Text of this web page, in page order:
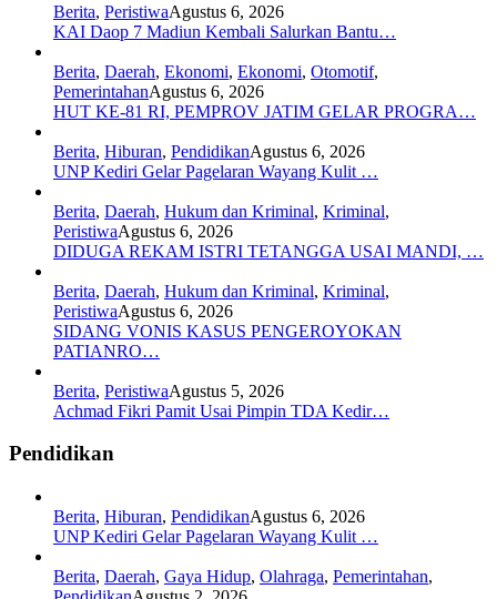
Berita, PeristiwaAgustus 6, 2026
KAI Daop 7 Madiun Kembali Salurkan Bantu…
Berita, Daerah, Ekonomi, Ekonomi, Otomotif,
PemerintahanAgustus 6, 2026
HUT KE-81 RI, PEMPROV JATIM GELAR PROGRA…
Berita, Hiburan, PendidikanAgustus 6, 2026
UNP Kediri Gelar Pagelaran Wayang Kulit …
Berita, Daerah, Hukum dan Kriminal, Kriminal,
PeristiwaAgustus 6, 2026
DIDUGA REKAM ISTRI TETANGGA USAI MANDI, …
Berita, Daerah, Hukum dan Kriminal, Kriminal,
PeristiwaAgustus 6, 2026
SIDANG VONIS KASUS PENGEROYOKAN
PATIANRO…
Berita, PeristiwaAgustus 5, 2026
Achmad Fikri Pamit Usai Pimpin TDA Kedir…
Pendidikan
Berita, Hiburan, PendidikanAgustus 6, 2026
UNP Kediri Gelar Pagelaran Wayang Kulit …
Berita, Daerah, Gaya Hidup, Olahraga, Pemerintahan,